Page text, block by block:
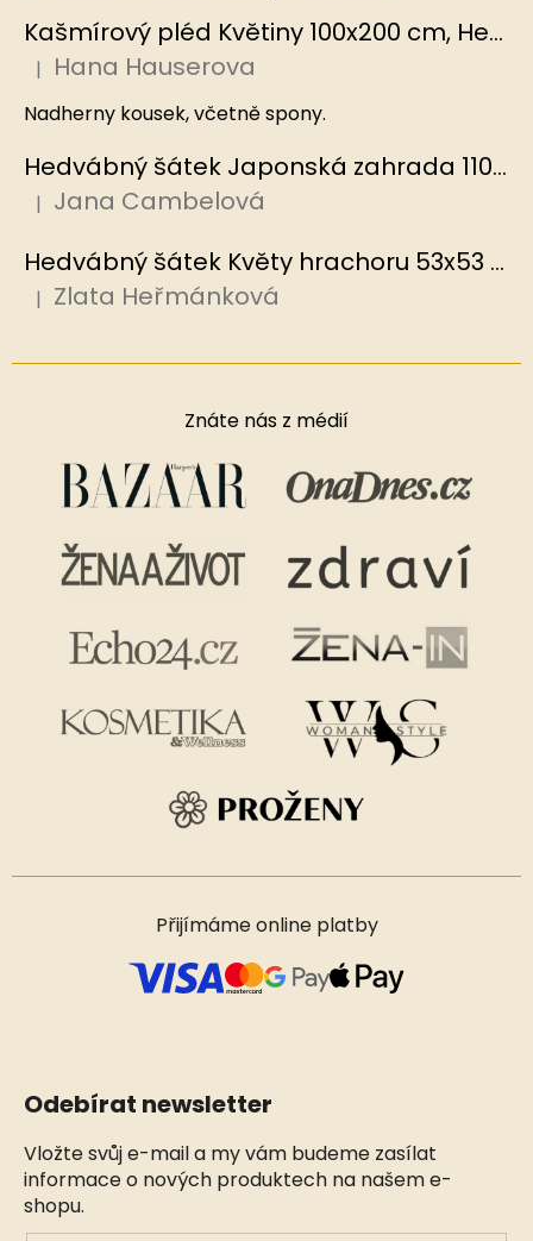
Kašmírový pléd Květiny 100x200 cm, Hedvábný svět
Hodnocení produktu je 5 z 5 hvězdiček.
| Hana Hauserova
Nadherny kousek, včetně spony.
Hedvábný šátek Japonská zahrada 110x110 cm v dárkovém balení, HEDVÁBNÝ SVĚT
Hodnocení produktu je 5 z 5 hvězdiček.
| Jana Cambelová
Hedvábný šátek Květy hrachoru 53x53 cm v dárkovém balení, HEDVÁBNÝ SVĚT
Hodnocení produktu je 5 z 5 hvězdiček.
| Zlata Heřmánková
Znáte nás z médií
Přijímáme online platby
Odebírat newsletter
Vložte svůj e-mail a my vám budeme zasílat
informace o nových produktech na našem e-
shopu.